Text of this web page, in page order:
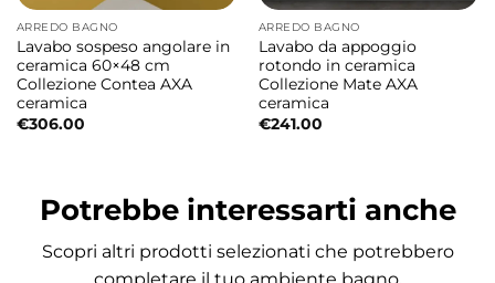
ARREDO BAGNO
Lavabo sospeso angolare in
ceramica 60×48 cm
Collezione Contea AXA
ceramica
€306.00
ARREDO BAGNO
Lavabo da appoggio
rotondo in ceramica
Collezione Mate AXA
ceramica
€241.00
Potrebbe interessarti anche
Scopri altri prodotti selezionati che potrebbero